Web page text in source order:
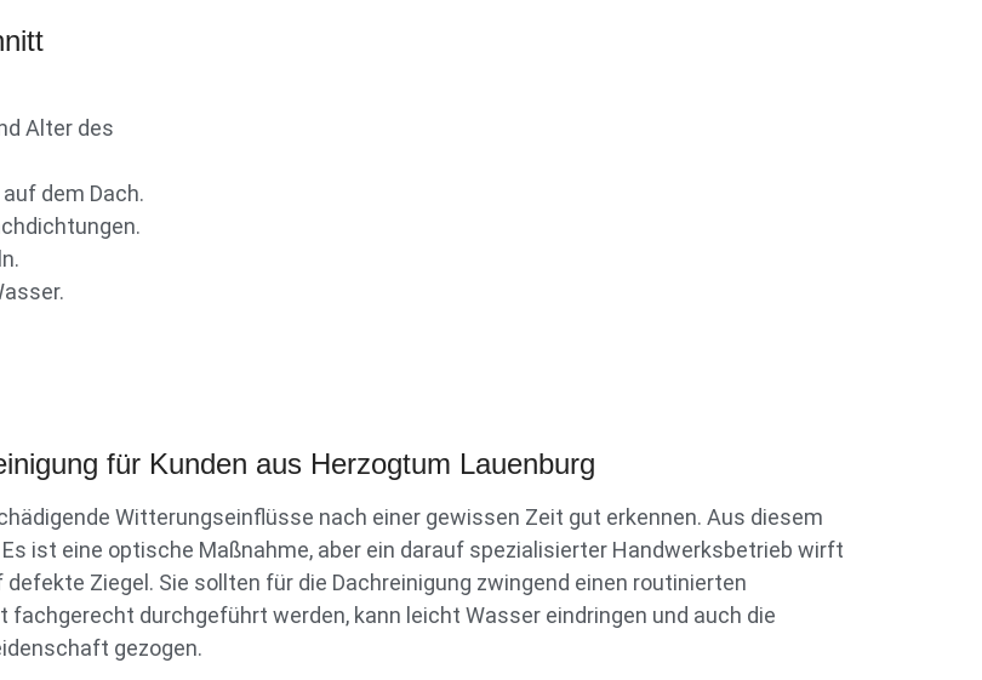
Alter des
dem Dach.
für Kunden aus Herzogtum Lauenburg
Witterungseinflüsse nach einer gewissen Zeit gut erkennen. Aus diesem
ist eine optische Maßnahme, aber ein darauf spezialisierter Handwerksbetrieb wirft
Ziegel. Sie sollten für die Dachreinigung zwingend einen routinierten
durchgeführt werden, kann leicht Wasser eindringen und auch die
gezogen.